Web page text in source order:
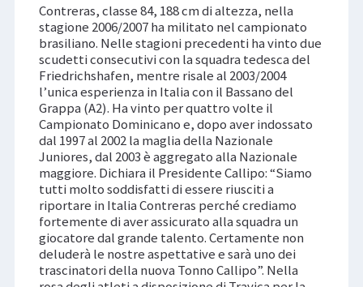
Contreras, classe 84, 188 cm di altezza, nella
stagione 2006/2007 ha militato nel campionato
brasiliano. Nelle stagioni precedenti ha vinto due
scudetti consecutivi con la squadra tedesca del
Friedrichshafen, mentre risale al 2003/2004
l’unica esperienza in Italia con il Bassano del
Grappa (A2). Ha vinto per quattro volte il
Campionato Dominicano e, dopo aver indossato
dal 1997 al 2002 la maglia della Nazionale
Juniores, dal 2003 è aggregato alla Nazionale
maggiore. Dichiara il Presidente Callipo: “Siamo
tutti molto soddisfatti di essere riusciti a
riportare in Italia Contreras perché crediamo
fortemente di aver assicurato alla squadra un
giocatore dal grande talento. Certamente non
deluderà le nostre aspettative e sarà uno dei
trascinatori della nuova Tonno Callipo”. Nella